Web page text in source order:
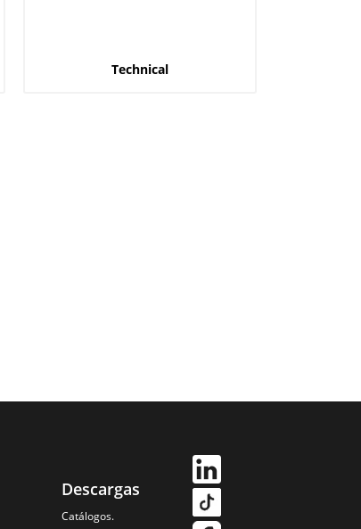
Technical
Descargas
Catálogos.